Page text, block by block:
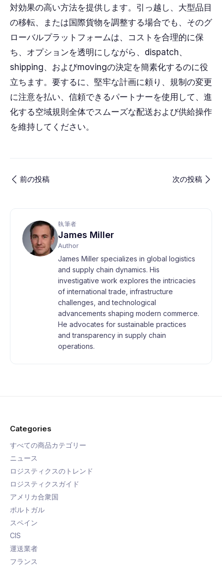
対効果の高い方法を提供します。引っ越し、大型品目
の移転、または国際貨物を調整する場合でも、そのグ
ローバルプラットフォームは、コストを合理的に保
ち、オプションを透明にしながら、dispatch、
shipping、およびmovingの決定を簡素化するのに役
立ちます。要するに、堅牢な計画に頼り、規制の変更
に注意を払い、信頼できるパートナーを使用して、進
化する空域規則全体でスムーズな配送および供給操作
を維持してください。
前の投稿 次の投稿
執筆者
James Miller
Author
James Miller specializes in global logistics
and supply chain dynamics. His
investigative work explores the intricacies
of international trade, infrastructure
challenges, and technological
advancements shaping modern commerce.
He advocates for sustainable practices
and transparency in supply chain
operations.
Categories
すべての商品カテゴリー
ニュース
ロジスティクスのトレンド
ロジスティクスガイド
アメリカ合衆国
ポルトガル
スペイン
CIS
運送業者
フランス